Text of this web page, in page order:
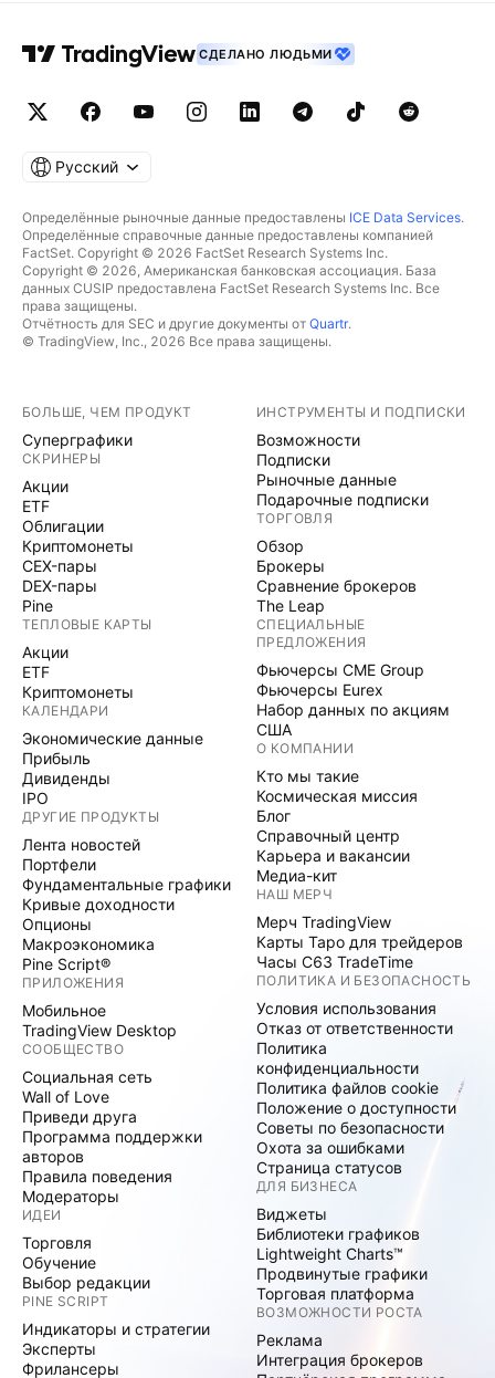
СДЕЛАНО ЛЮДЬМИ
Русский
Определённые рыночные данные предоставлены ICE Data Services.
Определённые справочные данные предоставлены компанией
FactSet. Copyright © 2026 FactSet Research Systems Inc.
Copyright © 2026, Американская банковская ассоциация. База
данных CUSIP предоставлена FactSet Research Systems Inc. Все
права защищены.
Отчётность для SEC и другие документы от Quartr.
© TradingView, Inc., 2026 Все права защищены.
БОЛЬШЕ, ЧЕМ ПРОДУКТ
Суперграфики
СКРИНЕРЫ
Акции
ETF
Облигации
Криптомонеты
CEX-пары
DEX-пары
Pine
ТЕПЛОВЫЕ КАРТЫ
Акции
ETF
Криптомонеты
КАЛЕНДАРИ
Экономические данные
Прибыль
Дивиденды
IPO
ДРУГИЕ ПРОДУКТЫ
Лента новостей
Портфели
Фундаментальные графики
Кривые доходности
Опционы
Макроэкономика
Pine Script®
ПРИЛОЖЕНИЯ
Мобильное
TradingView Desktop
СООБЩЕСТВО
Социальная сеть
Wall of Love
Приведи друга
Программа поддержки
авторов
Правила поведения
Модераторы
ИДЕИ
Торговля
Обучение
Выбор редакции
PINE SCRIPT
Индикаторы и стратегии
Эксперты
Фрилансеры
ИНСТРУМЕНТЫ И ПОДПИСКИ
Возможности
Подписки
Рыночные данные
Подарочные подписки
ТОРГОВЛЯ
Обзор
Брокеры
Сравнение брокеров
The Leap
СПЕЦИАЛЬНЫЕ
ПРЕДЛОЖЕНИЯ
Фьючерсы CME Group
Фьючерсы Eurex
Набор данных по акциям
США
О КОМПАНИИ
Кто мы такие
Космическая миссия
Блог
Справочный центр
Карьера и вакансии
Медиа-кит
НАШ МЕРЧ
Мерч TradingView
Карты Таро для трейдеров
Часы C63 TradeTime
ПОЛИТИКА И БЕЗОПАСНОСТЬ
Условия использования
Отказ от ответственности
Политика
конфиденциальности
Политика файлов cookie
Положение о доступности
Советы по безопасности
Охота за ошибками
Страница статусов
ДЛЯ БИЗНЕСА
Виджеты
Библиотеки графиков
Lightweight Charts™
Продвинутые графики
Торговая платформа
ВОЗМОЖНОСТИ РОСТА
Реклама
Интеграция брокеров